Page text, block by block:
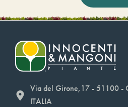
Via del Girone,17 - 51100 -
ITALIA